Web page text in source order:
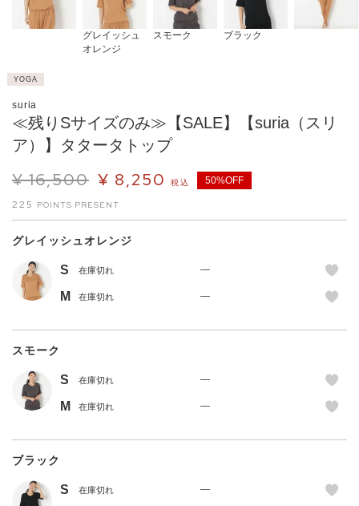
グレイッシュ
オレンジ
スモーク ブラック
YOGA
suria
≪残りSサイズのみ≫【SALE】【suria（スリ
ア）】タタータトップ
¥ 16,500 ¥ 8,250 税込 50%OFF
225
グレイッシュオレンジ
S 在庫切れ —
M 在庫切れ —
スモーク
S 在庫切れ —
M 在庫切れ —
ブラック
S 在庫切れ —